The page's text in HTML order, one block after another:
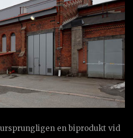
en biprodukt vid